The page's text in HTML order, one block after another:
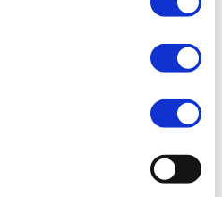
i ny
Danmark giver ordet
hører om. Tredje afsnit